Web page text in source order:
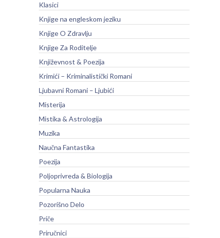
Klasici
Knjige na engleskom jeziku
Knjige O Zdravlju
Knjige Za Roditelje
Književnost & Poezija
Krimići – Kriminalistički Romani
Ljubavni Romani – Ljubići
Misterija
Mistika & Astrologija
Muzika
Naučna Fantastika
Poezija
Poljoprivreda & Biologija
Popularna Nauka
Pozorišno Delo
Priče
Priručnici